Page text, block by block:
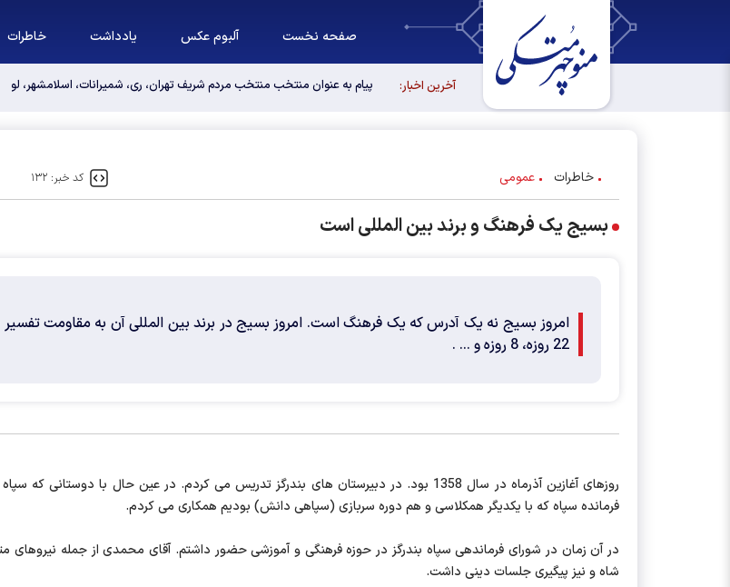
صفحه نخست آلبوم عکس یادداشت خاطرات
آخرین اخبار: پیام به عنوان منتخب منتخب مردم شریف تهران، ری، شمیرانات، اسلامشهر،
خاطرات عمومی کد خبر: ۱۳۲
بسیج یک فرهنگ و برند بین المللی است
22 روزه، 8 روزه و ... .
روزهای آغازین آذرماه در سال 1358 بود. در دبیرستان های بندرگز تدریس می کردم. در عین حال با
فرمانده سپاه که با یکدیگر همکلاسی و هم دوره سربازی (سپاهی دانش) بودیم همکاری می کردم.
در آن زمان در شورای فرماندهی سپاه بندرگز در حوزه فرهنگی و آموزشی حضور داشتم. آقای محمدی از جمله
شاه و نیز پیگیری جلسات دینی داشت.